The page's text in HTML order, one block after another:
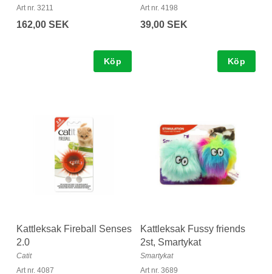
Art nr. 3211
162,00 SEK
Köp
Art nr. 4198
39,00 SEK
Köp
Kattleksak Fireball Senses
2.0
Catit
Art nr. 4087
Kattleksak Fussy friends
2st, Smartykat
Smartykat
Art nr. 3689